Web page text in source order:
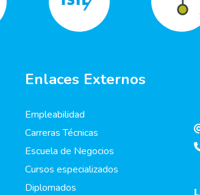
Enlaces Externos
Empleabilidad
Carreras Técnicas
Escuela de Negocios
Cursos especializados
Diplomados